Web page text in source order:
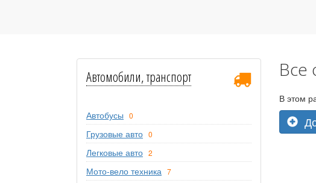
Автомобили, транспорт
Автобусы 0
Грузовые авто 0
Легковые авто 2
Мото-вело техника 7
Все
В этом